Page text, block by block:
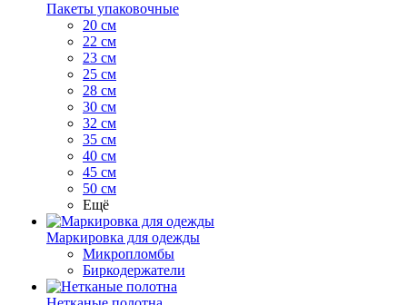
Пакеты упаковочные
20 см
22 см
23 см
25 см
28 см
30 см
32 см
35 см
40 см
45 см
50 см
Ещё
Маркировка для одежды
Микропломбы
Биркодержатели